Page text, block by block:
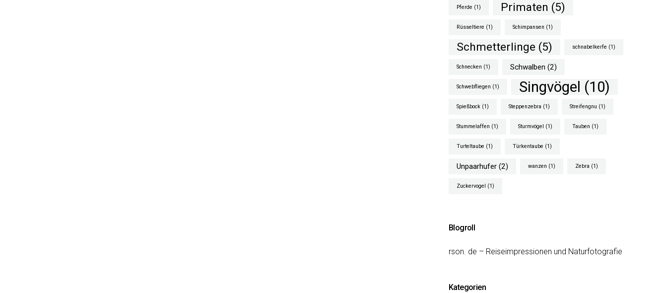
Pferde (1) Primaten (5)
Rüsseltiere (1) Schimpansen (1)
Schmetterlinge (5) schnabelkerfe (1)
Schnecken (1) Schwalben (2)
Schwebfliegen (1) Singvögel (10)
Spießbock (1) Steppenzebra (1) Streifengnu (1)
Stummelaffen (1) Sturmvögel (1) Tauben (1)
Turteltaube (1) Türkentaube (1)
Unpaarhufer (2) wanzen (1) Zebra (1)
Zuckervogel (1)
Blogroll
rson. de – Reiseimpressionen und Naturfotografie
Kategorien